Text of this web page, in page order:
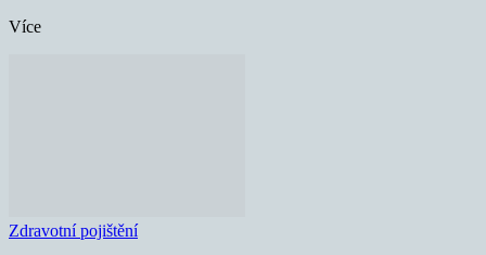
Více
Zdravotní pojištění